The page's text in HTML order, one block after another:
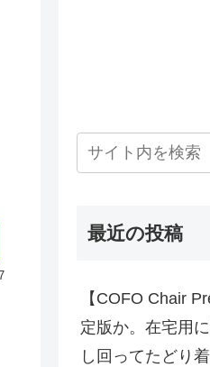
最近の投稿
【COFO Chair
定版か。在宅用
し回ってたどり